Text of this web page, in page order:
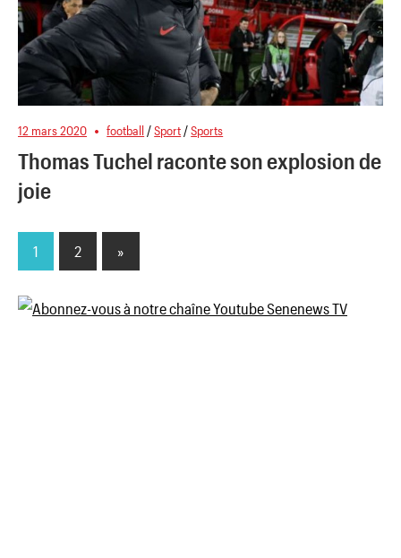
12 mars 2020 football /Sport /Sports
Thomas Tuchel raconte son explosion de
joie
Pagination
des
1 2
Next
Posts
»